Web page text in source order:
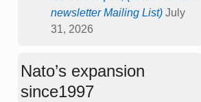
newsletter Mailing List) July
31, 2026
Nato’s expansion
since1997